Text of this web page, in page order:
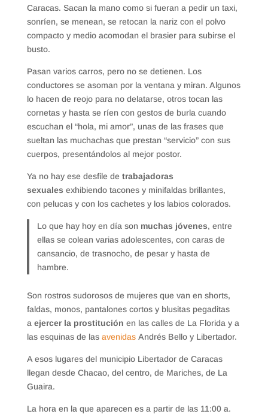
Caracas. Sacan la mano como si fueran a pedir un taxi,
sonríen, se menean, se retocan la nariz con el polvo
compacto y medio acomodan el brasier para subirse el
busto.
Pasan varios carros, pero no se detienen. Los
conductores se asoman por la ventana y miran. Algunos
lo hacen de reojo para no delatarse, otros tocan las
cornetas y hasta se ríen con gestos de burla cuando
escuchan el “hola, mi amor”, unas de las frases que
sueltan las muchachas que prestan “servicio” con sus
cuerpos, presentándolos al mejor postor.
Ya no hay ese desfile de trabajadoras
sexuales exhibiendo tacones y minifaldas brillantes,
con pelucas y con los cachetes y los labios colorados.
Lo que hay hoy en día son muchas jóvenes, entre
ellas se colean varias adolescentes, con caras de
cansancio, de trasnocho, de pesar y hasta de
hambre.
Son rostros sudorosos de mujeres que van en shorts,
faldas, monos, pantalones cortos y blusitas pegaditas
a ejercer la prostitución en las calles de La Florida y a
las esquinas de lasavenidas Andrés Bello y Libertador.
A esos lugares del municipio Libertador de Caracas
llegan desde Chacao, del centro, de Mariches, de La
Guaira.
La hora en la que aparecen es a partir de las 11:00 a.